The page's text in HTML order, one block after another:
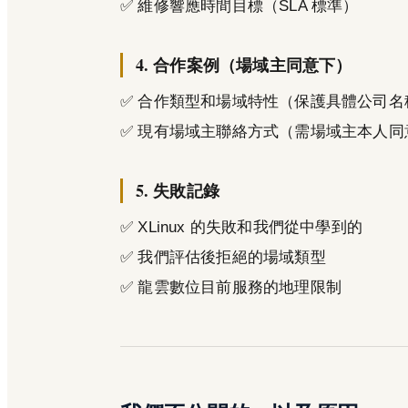
✅ 維修響應時間目標（SLA 標準）
4. 合作案例（場域主同意下）
✅ 合作類型和場域特性（保護具體公司名
✅ 現有場域主聯絡方式（需場域主本人同
5. 失敗記錄
✅ XLinux 的失敗和我們從中學到的
✅ 我們評估後拒絕的場域類型
✅ 龍雲數位目前服務的地理限制